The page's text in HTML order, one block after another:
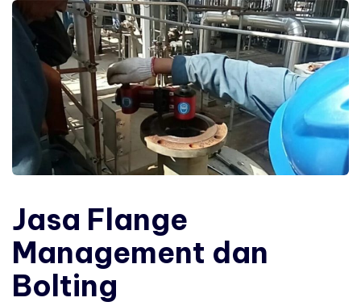
Jasa Flange
Management dan
Bolting